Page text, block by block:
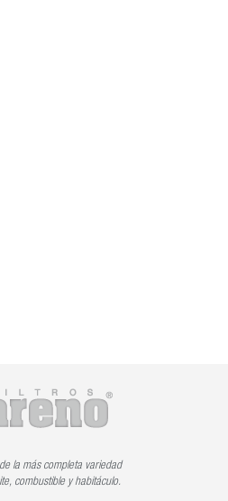
la más completa variedad
combustible y habitáculo.